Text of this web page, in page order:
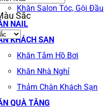
Khăn Salon Tóc, Gội Đầu
NAIL
KHÁCH SẠN
Khăn Tắm Hồ Bơi
Khăn Nhà Nghỉ
Thảm Chân Khách Sạn
QUÀ TẶNG
xếp
mới
nhất
Sắc